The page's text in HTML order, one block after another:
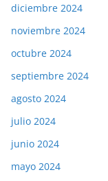
diciembre 2024
noviembre 2024
octubre 2024
septiembre 2024
agosto 2024
julio 2024
junio 2024
mayo 2024